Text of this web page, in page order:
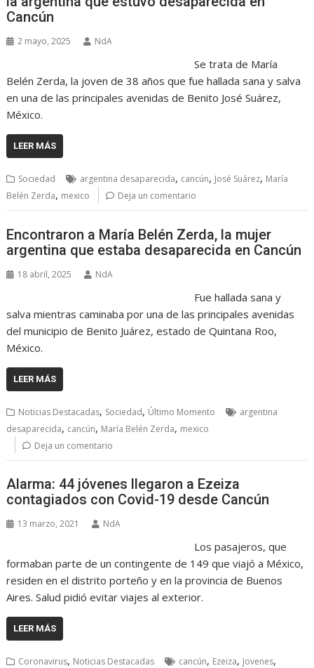
Cancún
2 mayo, 2025 NdA
Se trata de María
Belén Zerda, la joven de 38 años que fue hallada sana y salva
en una de las principales avenidas de Benito José Suárez,
México.
LEER MÁS
Sociedad argentina desaparecida, cancún, José Suárez, María
Belén Zerda, mexico Deja un comentario
Encontraron a María Belén Zerda, la mujer
argentina que estaba desaparecida en Cancún
18 abril, 2025 NdA
Fue hallada sana y
salva mientras caminaba por una de las principales avenidas
del municipio de Benito Juárez, estado de Quintana Roo,
México.
LEER MÁS
Noticias Destacadas, Sociedad, Último Momento
argentina
desaparecida, cancún, María Belén Zerda, mexico
Deja un comentario
Alarma: 44 jóvenes llegaron a Ezeiza
contagiados con Covid-19 desde Cancún
13 marzo, 2021 NdA
Los pasajeros, que
formaban parte de un contingente de 149 que viajó a México,
residen en el distrito porteño y en la provincia de Buenos
Aires. Salud pidió evitar viajes al exterior.
LEER MÁS
Coronavirus, Noticias Destacadas cancún, Ezeiza, Jovenes,